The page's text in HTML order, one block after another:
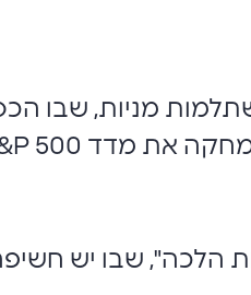
מניות, שבו
שבו יש חשיפה